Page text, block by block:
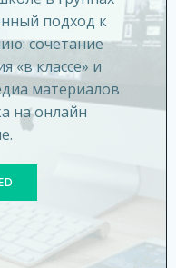
подход к
сочетание
«в классе» и
материалов
на онлайн